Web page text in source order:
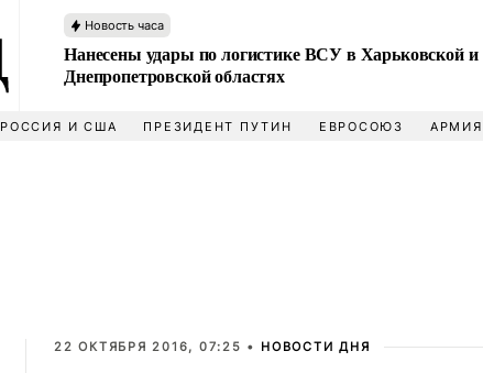
Новость часа
Нанесены удары по логистике ВСУ в Харьковской и
Днепропетровской областях
РОССИЯ И США ПРЕЗИДЕНТ ПУТИН ЕВРОСОЮЗ
22 ОКТЯБРЯ 2016, 07:25 • НОВОСТИ ДНЯ